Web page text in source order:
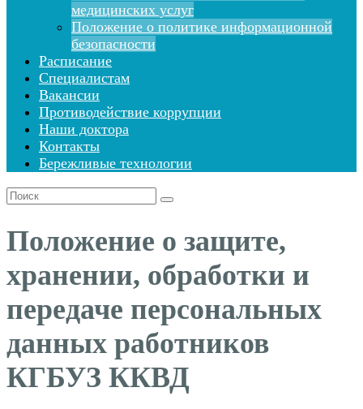
медицинских услуг
Положение о политике информационной
безопасности
Расписание
Специалистам
Вакансии
Противодействие коррупции
Наши доктора
Контакты
Бережливые технологии
Поиск
Положение о защите,
хранении, обработки и
передаче персональных
данных работников
КГБУЗ ККВД